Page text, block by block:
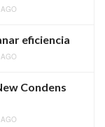
eficiencia
Condens